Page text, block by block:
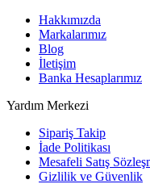
Hakkımızda
Markalarımız
Blog
İletişim
Banka Hesaplarımız
Yardım Merkezi
Sipariş Takip
İade Politikası
Mesafeli Satış
Gizlilik ve Güvenlik